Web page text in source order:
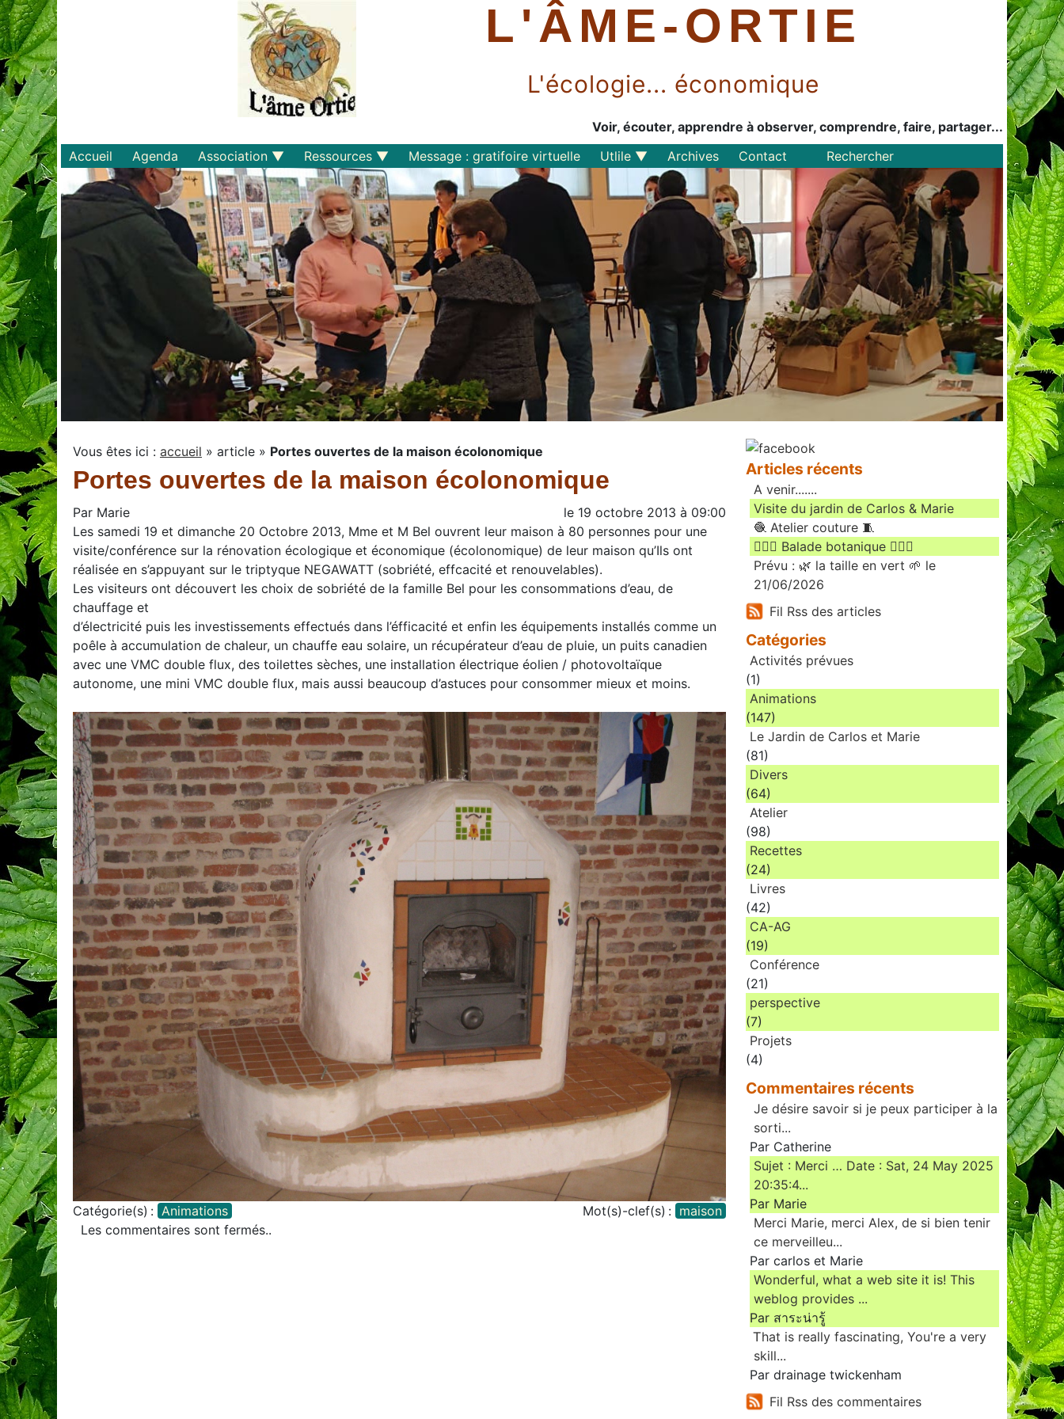
L'ÂME-ORTIE
L'écologie... économique
Voir, écouter, apprendre à observer, comprendre, faire, partager...
Accueil
Agenda
Association
Qui sommes-nous ?
Statuts et règlements
Adhérer
Documents
Plaquette
Bulletin d'adhésion
Ressources
Savoirs
Matériel
Livres
Recettes
Projets
Message : gratifoire virtuelle
Utlile
Outils libres
Liens
Perspective
Archives Contact Rechercher
Vous êtes ici : accueil » article » Portes ouvertes de la maison écolonomique
Portes ouvertes de la maison écolonomique
Par Marie le 19 octobre 2013 à 09:00
Les samedi 19 et dimanche 20 Octobre 2013, Mme et M Bel ouvrent leur maison à 80 personnes pour une
visite/conférence sur la rénovation écologique et économique (écolonomique) de leur maison qu’Ils ont
réalisée en s’appuyant sur le triptyque NEGAWATT (sobriété, effcacité et renouvelables).
Les visiteurs ont découvert les choix de sobriété de la famille Bel pour les consommations d’eau, de
chauffage et
d’électricité puis les investissements effectués dans l’éfficacité et enfin les équipements installés comme un
poêle à accumulation de chaleur, un chauffe eau solaire, un récupérateur d’eau de pluie, un puits canadien
avec une VMC double flux, des toilettes sèches, une installation électrique éolien / photovoltaïque
autonome, une mini VMC double flux, mais aussi beaucoup d’astuces pour consommer mieux et moins.
Catégorie(s) : Animations Mot(s)-clef(s) : maison
Les commentaires sont fermés..
Articles récents
A venir.......
Visite du jardin de Carlos & Marie
🧶 Atelier couture 🧵
🚶🏻‍♀️ Balade botanique 🚶🏻‍♂️
Prévu : 🌿 la taille en vert 🌱 le
21/06/2026
Fil Rss des articles
Catégories
Activités prévues
(1)
Animations
(147)
Le Jardin de Carlos et Marie
(81)
Divers
(64)
Atelier
(98)
Recettes
(24)
Livres
(42)
CA-AG
(19)
Conférence
(21)
perspective
(7)
Projets
(4)
Commentaires récents
Je désire savoir si je peux participer à la
sorti...
Par Catherine
Sujet : Merci … Date : Sat, 24 May 2025
20:35:4...
Par Marie
Merci Marie, merci Alex, de si bien tenir
ce merveilleu...
Par carlos et Marie
Wonderful, what a web site it is! This
weblog provides ...
Par สาระน่ารู้
Ꭲhat is really fascinating, You'rе a very
skill...
Par drainage twickenham
Fil Rss des commentaires